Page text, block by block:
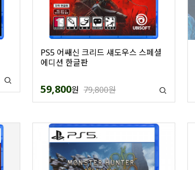
PS5 어쌔신 크리드 섀도우스 스페셜
에디션 한글판
59,800원 79,800원